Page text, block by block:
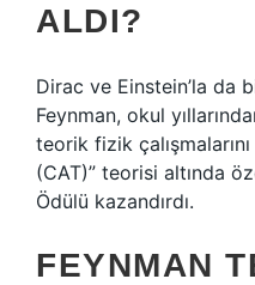
ALDI?
Dirac ve Einstein’la da
Feynman, okul
teorik fizik
(CAT)” teorisi altında
Ödülü kazandırdı.
FEYNMAN